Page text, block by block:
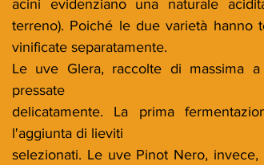
acini evidenziano una naturale
terreno). Poiché le due varietà hanno
vinificate separatamente.
Le uve Glera, raccolte di massima
pressate
delicatamente. La prima
l'aggiunta di lieviti
selezionati. Le uve Pinot Nero,